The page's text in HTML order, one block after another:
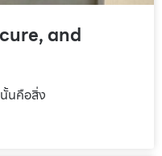
and
นคือสิ่ง